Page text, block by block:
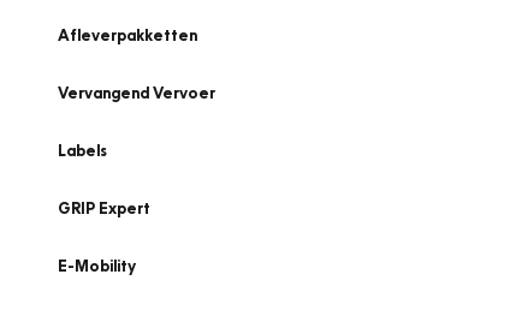
Afleverpakketten
Vervangend Vervoer
Labels
GRIP Expert
E-Mobility